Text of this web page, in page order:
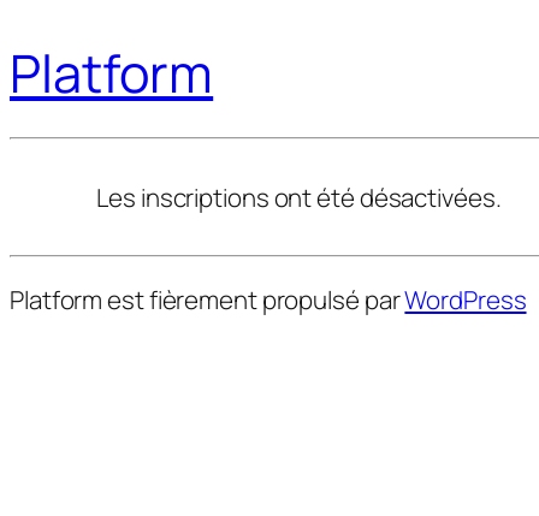
Platform
Les inscriptions ont été désactivées.
Platform est fièrement propulsé parWordPress